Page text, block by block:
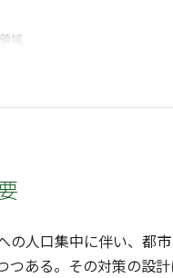
域
の人口集中に伴い、都
つある。その対策の設